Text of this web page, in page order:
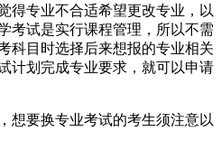
得专业不合适希望更改专业，以
考试是实行课程管理，所以不需
科目时选择后来想报的专业相关
计划完成专业要求，就可以申请
想要换专业考试的考生须注意以